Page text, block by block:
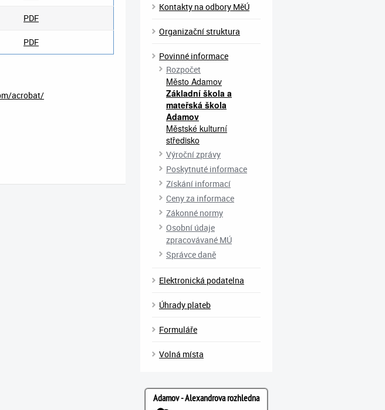
PDF
PDF
acrobat/
Kontakty na odbory MěÚ
Organizační struktura
Povinné informace
Rozpočet
Město Adamov
Základní škola a
mateřská škola
Adamov
Městské kulturní
středisko
Výroční zprávy
Poskytnuté informace
Získání informací
Ceny za informace
Zákonné normy
Osobní údaje
zpracovávané MÚ
Správce daně
Elektronická podatelna
Úhrady plateb
Formuláře
Volná místa